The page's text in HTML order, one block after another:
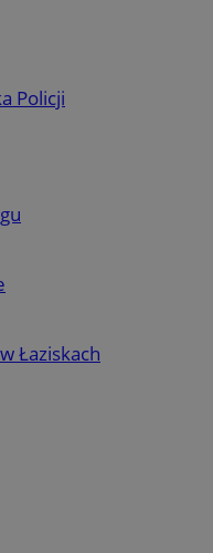
Policji
Łaziskach